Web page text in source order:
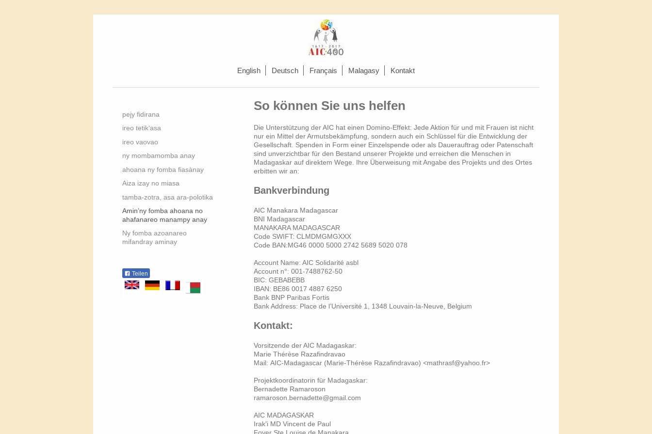
English Deutsch Français Malagasy Kontakt
So können Sie uns helfen
Die Unterstützung der AIC hat einen Domino-Effekt: Jede Aktion für und mit Frauen ist nicht
nur ein Mittel der Armutsbekämpfung, sondern auch ein Schlüssel für die Entwicklung der
Gesellschaft. Spenden in Form einer Einzelspende oder als Dauerauftrag oder Patenschaft
sind unverzichtbar für den Bestand unserer Projekte und erreichen die Menschen in
Madagaskar auf direktem Wege. Ihre Überweisung mit Angabe des Projekts und des Ortes
erbitten wir an:
Bankverbindung
AIC Manakara Madagascar
BNI Madagascar
MANAKARA MADAGASCAR
Code SWIFT: CLMDMGMGXXX
Code BAN:MG46 0000 5000 2742 5689 5020 078
Account Name: AIC Solidarité asbl
Account n°: 001-7488762-50
BIC: GEBABEBB
IBAN: BE86 0017 4887 6250
Bank BNP Paribas Fortis
Bank Address: Place de l’Université 1, 1348 Louvain-la-Neuve, Belgium
Kontakt:
Vorsitzende der AIC Madagaskar:
Marie Thérèse Razafindravao
Mail: AIC-Madagascar (Marie-Thérèse Razafindravao) <mathrasf@yahoo.fr>
Projektkoordinatorin für Madagaskar:
Bernadette Ramaroson
ramaroson.bernadette@gmail.com
AIC MADAGASKAR
Irak'i MD Vincent de Paul
pejy fidirana
ireo tetik‘asa
ireo vaovao
ny mombamomba anay
ahoana ny fomba fiasànay
Aiza izay no miasa
tamba-zotra, asa ara-polotika
Amin’ny fomba ahoana no
ahafanareo manampy anay
Ny fomba azoanareo
mifandray aminay
Teilen